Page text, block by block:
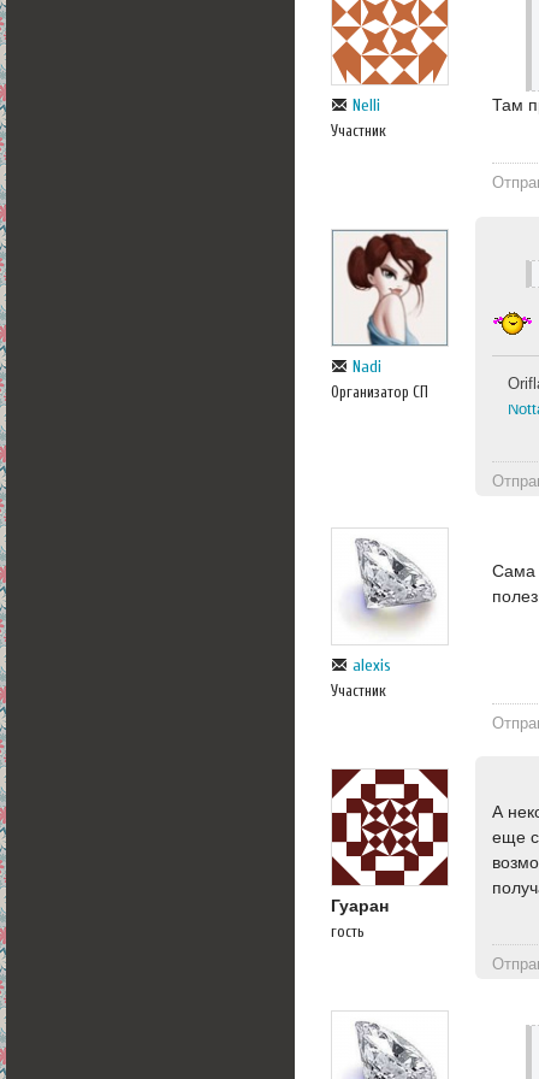
Nelli
Участник
Там
Nadi
Организатор СП
alexis
Участник
Сама
Гуаран
гость
А
еще